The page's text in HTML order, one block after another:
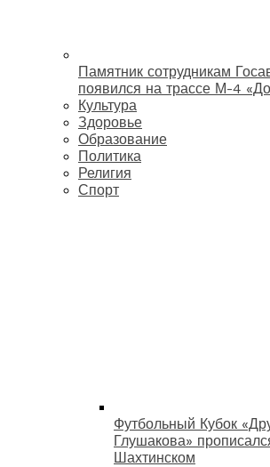
Памятник сотрудникам
появился на трассе М-4
Культура
Здоровье
Образование
Политика
Религия
Спорт
Футбольный Кубок
Глушакова»
Шахтинском